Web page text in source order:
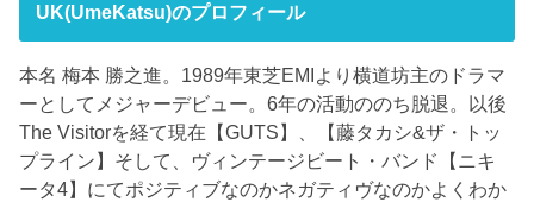
UK(UmeKatsu)のプロフィール
本名 梅本 勝之進。1989年東芝EMIより横道坊主のドラマ
ーとしてメジャーデビュー。6年の活動ののち脱退。以後
The Visitorを経て現在【GUTS】、【藤タカシ&ザ・トッ
プライン】そして、ヴィンテージビート・バンド【ニキ
ータ4】にてポジティブなのかネガティヴなのかよくわか